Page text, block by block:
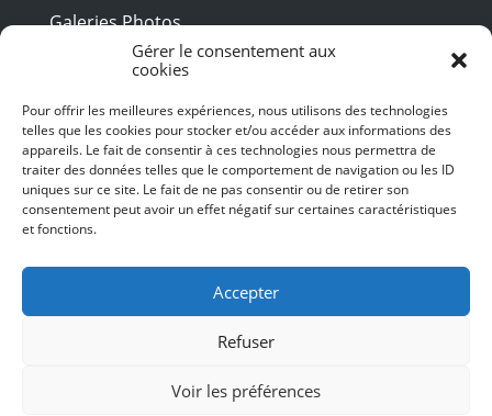
Gérer le consentement aux
cookies
Pour offrir les meilleures expériences, nous utilisons des technologies
telles que les cookies pour stocker et/ou accéder aux informations des
appareils. Le fait de consentir à ces technologies nous permettra de
traiter des données telles que le comportement de navigation ou les ID
uniques sur ce site. Le fait de ne pas consentir ou de retirer son
consentement peut avoir un effet négatif sur certaines caractéristiques
et fonctions.
Accepter
Refuser
Voir les préférences
Galeries Photos
Vidéothèque
Presse
Billetterie
Recrutement
Mentions légales
Politique de confidentialité
SUIVEZ-NOUS
© 2024 Toulouse les Orgues – Tous droits